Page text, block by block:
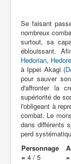
Personnages
Mechas
Objets
Lieux
Épisodes
Chronologie
Références
Denzimen
Se faisant
nombreux
surtout, sa
éblouissant.
Hedorian,
à Ippei Akagi (
pour sauver
d'affronter la
supériorité de
l'obligeant à
combat. Le
dans différents
perd
Personnage
= 4 / 5
=